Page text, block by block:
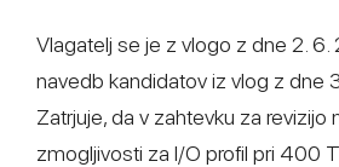
Vlagatelj se je z vlogo z dne 2.
navedb kandidatov iz vlog z dne
Zatrjuje, da v zahtevku za revizijo
zmogljivosti za I/O profil pri 400